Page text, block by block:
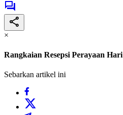
×
Rangkaian Resepsi Perayaan
Sebarkan artikel ini